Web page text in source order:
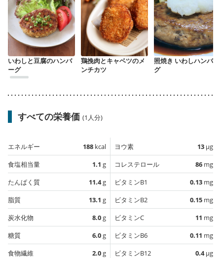
いわしと豆腐のハンバ
ーグ
鶏挽肉とキャベツのメ
ンチカツ
照焼き いわしハンバー
グ
すべての栄養価 (1人分)
エネルギー 188 kcal
食塩相当量
1.1 g
たんぱく質
11.4g
脂質
13.1 g
炭水化物
8.0g
糖質
6.0g
食物繊維
2.0g
ヨウ素 13 µg
コレステロール
86 mg
ビタミンB1
0.13 mg
ビタミンB2
0.15 mg
ビタミンC
11 mg
ビタミンB6
0.11 mg
ビタミンB12
0.4µg